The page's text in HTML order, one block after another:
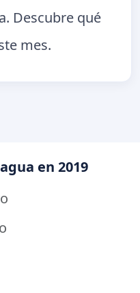
Descubre qué
mes.
en 2019